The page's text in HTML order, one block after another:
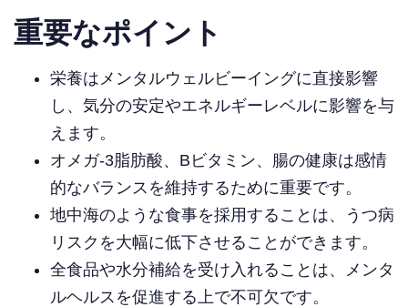
重要なポイント
栄養はメンタルウェルビーイングに直接影響
し、気分の安定やエネルギーレベルに影響を与
えます。
オメガ-3脂肪酸、Bビタミン、腸の健康は感情
的なバランスを維持するために重要です。
地中海のような食事を採用することは、うつ病
リスクを大幅に低下させることができます。
全食品や水分補給を受け入れることは、メンタ
ルヘルスを促進する上で不可欠です。